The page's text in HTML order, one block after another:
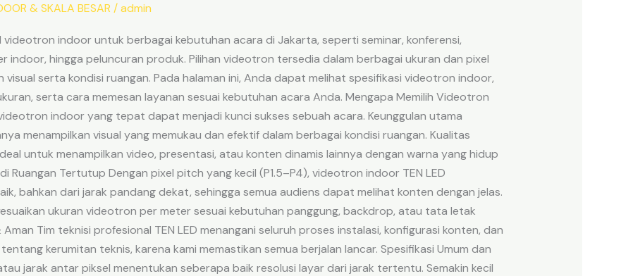
& SKALA BESAR /admin
videotron indoor untuk berbagai kebutuhan acara di Jakarta, seperti seminar, konferensi,
indoor, hingga peluncuran produk. Pilihan videotron tersedia dalam berbagai ukuran dan pixel
serta kondisi ruangan. Pada halaman ini, Anda dapat melihat spesifikasi videotron indoor,
serta cara memesan layanan sesuai kebutuhan acara Anda. Mengapa Memilih Videotron
indoor yang tepat dapat menjadi kunci sukses sebuah acara. Keunggulan utama
menampilkan visual yang memukau dan efektif dalam berbagai kondisi ruangan. Kualitas
untuk menampilkan video, presentasi, atau konten dinamis lainnya dengan warna yang hidup
Ruangan Tertutup Dengan pixel pitch yang kecil (P1.5–P4), videotron indoor TEN LED
bahkan dari jarak pandang dekat, sehingga semua audiens dapat melihat konten dengan jelas.
ukuran videotron per meter sesuai kebutuhan panggung, backdrop, atau tata letak
Tim teknisi profesional TEN LED menangani seluruh proses instalasi, konfigurasi konten, dan
kerumitan teknis, karena kami memastikan semua berjalan lancar. Spesifikasi Umum dan
jarak antar piksel menentukan seberapa baik resolusi layar dari jarak tertentu. Semakin kecil